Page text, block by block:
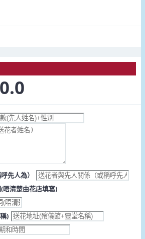
先人為）
唔清楚由花店填寫)
)